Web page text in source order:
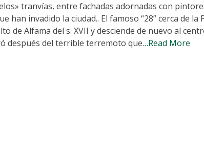
tranvías, entre fachadas adornadas con
invadido la ciudad.. El famoso “28” cerca de la
de Alfama del s. XVII y desciende de nuevo al
después del terrible terremoto que…Read More